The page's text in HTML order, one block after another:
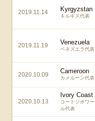
2019.11.14 Kyrgyzstan
キルギス代表
2019.11.19 Venezuela
ベネズエラ代表
2020.10.09 Cameroon
カメルーン代表
2020.10.13
Ivory Coast
コートジボワー
ル代表